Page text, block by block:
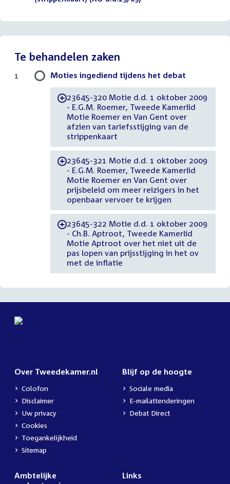
Te behandelen zaken
Moties ingediend tijdens het debat
-23645-320 Motie d.d. 1 oktober 2009
- E.G.M. Roemer, Tweede Kamerlid
Motie Roemer en Van Gent over
afzien van tariefsstijging van de
strippenkaart
-23645-321 Motie d.d. 1 oktober 2009
- E.G.M. Roemer, Tweede Kamerlid
Motie Roemer en Van Gent over
prijsbeleid om meer reizigers in het
openbaar vervoer te krijgen
-23645-322 Motie d.d. 1 oktober 2009
- Ch.B. Aptroot, Tweede Kamerlid
Motie Aptroot over het niet uit de
pas lopen van prijsstijging in het ov
met de inflatie
1
Over Tweedekamer.nl
Colofon
Disclaimer
Uw privacy
Cookies
Toegankelijkheid
Sitemap
Blijf op de hoogte
Sociale media
E-mailattenderingen
Debat Direct
Ambtelijke
Links